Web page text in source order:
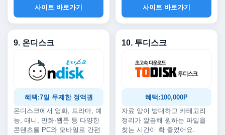
사이트 바로가기
사이트 바로가기
9. 온디스크
혜택:7일 무제한 정액권
온디스크에서 영화, 드라마, 예
능, 애니, 만화·웹툰 등 다양한
콘텐츠를 PC와 모바일로 간편
10. 투디스크
혜택:100,000P
자료 양이 방대하고 카테고리
정리가 깔끔해 원하는 파일을
찾는 시간이 확 줄었어요.